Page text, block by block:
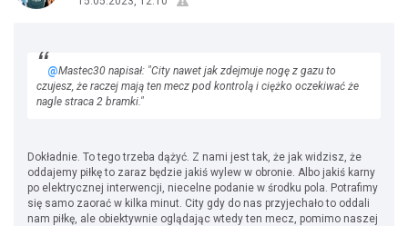
@Mastec30 napisał: "City nawet jak zdejmuje nogę z gazu to
czujesz, że raczej mają ten mecz pod kontrolą i ciężko oczekiwać że
nagle straca 2 bramki."
Dokładnie. To tego trzeba dążyć. Z nami jest tak, że jak widzisz, że
oddajemy piłkę to zaraz będzie jakiś wylew w obronie. Albo jakiś karny
po elektrycznej interwencji, niecelne podanie w środku pola. Potrafimy
się samo zaorać w kilka minut. City gdy do nas przyjechało to oddali
nam piłkę, ale obiektywnie oglądając wtedy ten mecz, pomimo naszej